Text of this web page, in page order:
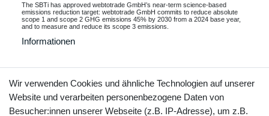
The SBTi has approved webtotrade GmbH’s near-term science-based
emissions reduction target: webtotrade GmbH commits to reduce absolute
scope 1 and scope 2 GHG emissions 45% by 2030 from a 2024 base year,
and to measure and reduce its scope 3 emissions.
Informationen
Vertrag widerrufen Kontakt
Wir verwenden Cookies und ähnliche Technologien auf unserer
Website und verarbeiten personenbezogene Daten von
Besucher:innen unserer Webseite (z.B. IP-Adresse), um z.B.